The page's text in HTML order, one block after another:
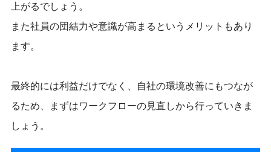
上がるでしょう。
また社員の団結力や意識が高まるというメリットもあり
ます。
最終的には利益だけでなく、自社の環境改善にもつなが
るため、まずはワークフローの見直しから行っていきま
しょう。